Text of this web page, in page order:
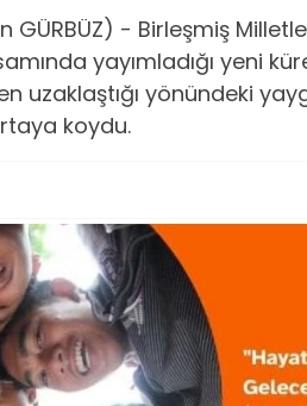
GÜRBÜZ) - Birleşmiş
yayımladığı yeni
uzaklaştığı yönündeki
koydu.